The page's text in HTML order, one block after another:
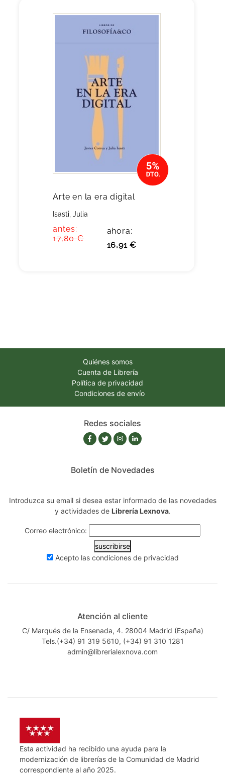
Arte en la era digital
Isasti, Julia
antes:
17,80 €
ahora:
16,91 €
Quiénes somos
Cuenta de Librería
Política de privacidad
Condiciones de envío
Redes sociales
Boletín de Novedades
Introduzca su email si desea estar informado de las novedades
y actividades de Librería Lexnova.
Correo electrónico:
suscribirse
Acepto las condiciones de privacidad
Atención al cliente
C/ Marqués de la Ensenada, 4. 28004 Madrid (España)
Tels.(+34) 91 319 5610, (+34) 91 310 1281
admin@librerialexnova.com
Esta actividad ha recibido una ayuda para la
modernización de librerías de la Comunidad de Madrid
correspondiente al año 2025.